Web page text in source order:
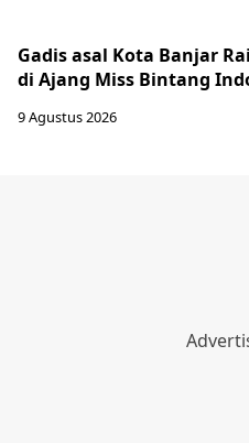
Gadis asal Kota Banjar
di Ajang Miss Bintang
9 Agustus 2026